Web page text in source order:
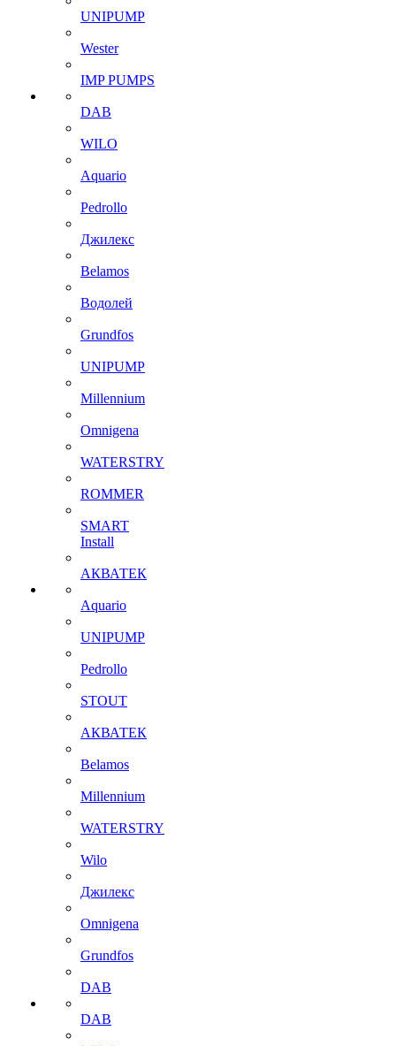
UNIPUMP
Wester
IMP PUMPS
DAB
WILO
Aquario
Pedrollo
Джилекс
Belamos
Водолей
Grundfos
UNIPUMP
Millennium
Omnigena
WATERSTRY
ROMMER
SMART
Install
АКВАТЕК
Aquario
UNIPUMP
Pedrollo
STOUT
АКВАТЕК
Belamos
Millennium
WATERSTRY
Wilo
Джилекс
Omnigena
Grundfos
DAB
DAB